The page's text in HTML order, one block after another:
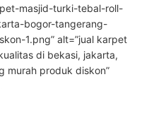
masjid-turki-tebal-roll-
bogor-tangerang-
1.png” alt=”jual karpet
di bekasi, jakarta,
murah produk diskon”